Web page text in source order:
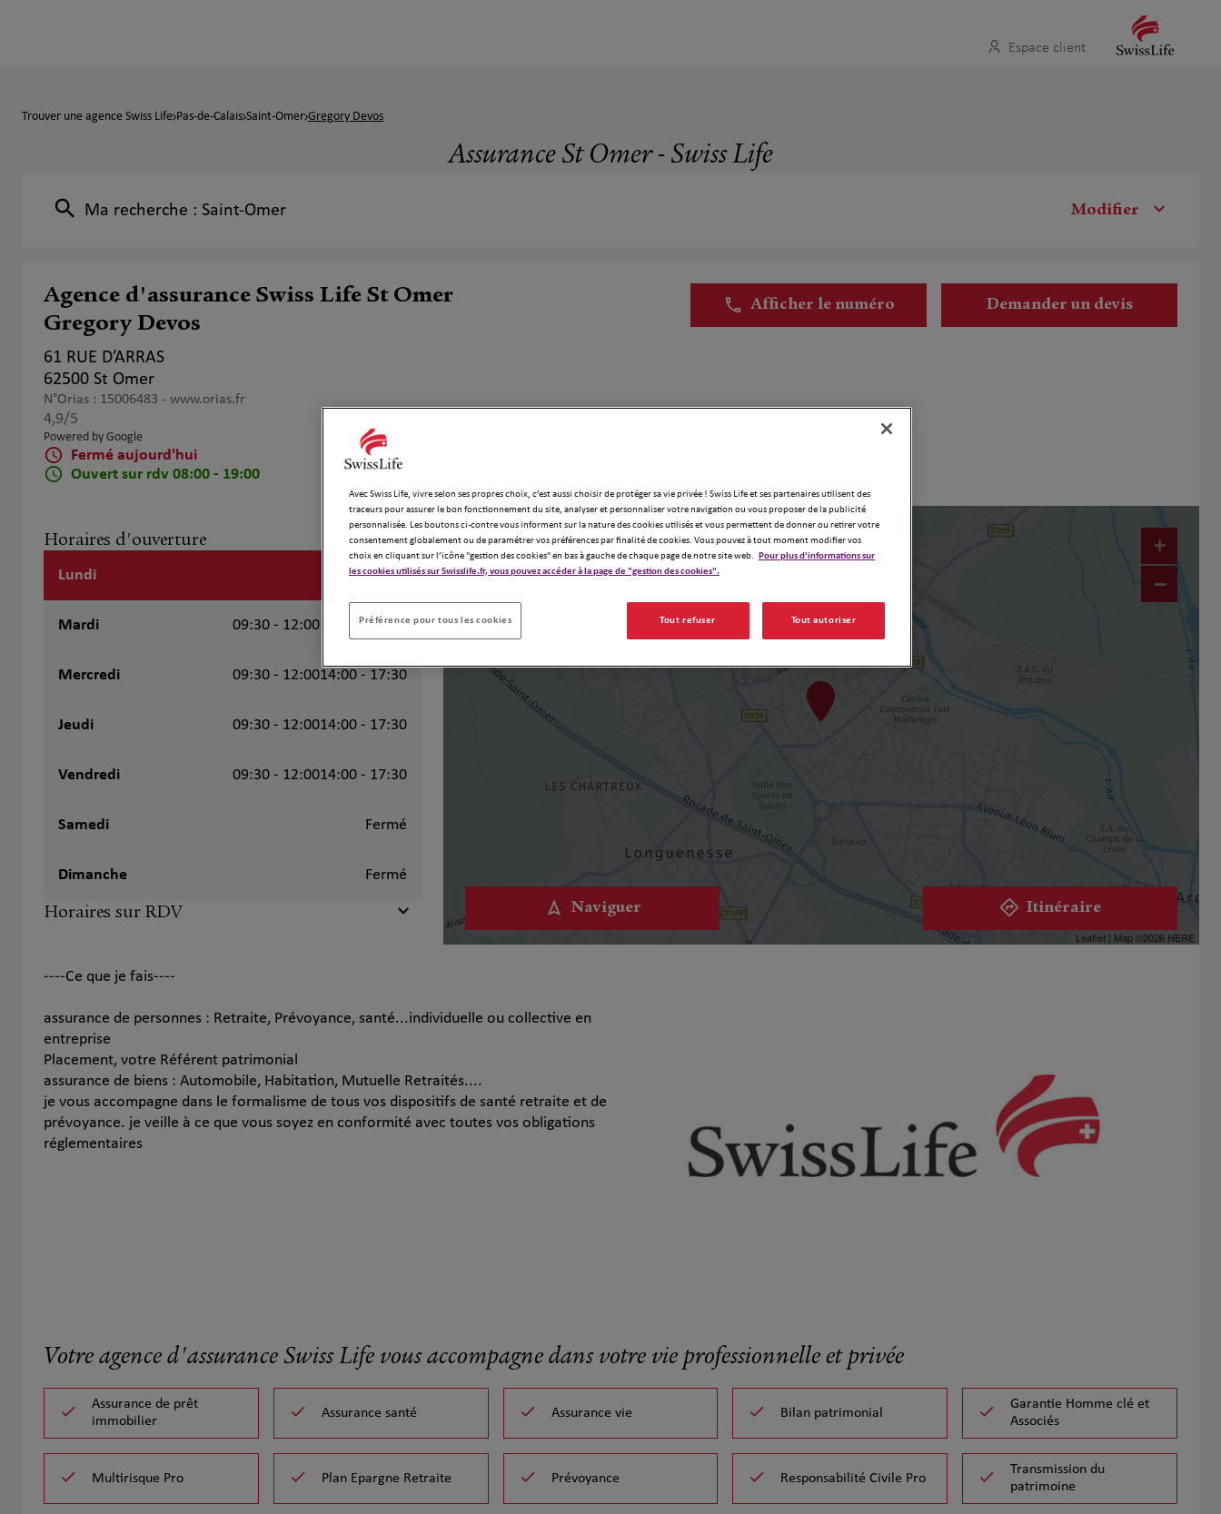
Espace client
Trouver une agence Swiss Life Pas-de-Calais Saint-Omer Gregory Devos
Assurance St Omer - Swiss Life
Ma recherche : Saint-Omer Modifier
Agence d'assurance Swiss Life St Omer
Gregory Devos
61 RUE D’ARRAS
62500 St Omer
N°Orias : 15006483 - www.orias.fr
4,9/5
Powered by Google
Fermé aujourd'hui
Ouvert sur rdv 08:00 - 19:00
Afficher le numéro Demander un devis
Horaires d'ouverture
Lundi Fermé
Mardi 09:30 - 12:0014:00 - 17:30
Mercredi 09:30 - 12:0014:00 - 17:30
Jeudi 09:30 - 12:0014:00 - 17:30
Vendredi 09:30 - 12:0014:00 - 17:30
Samedi Fermé
Dimanche Fermé
Horaires sur RDV
+
−
Leaflet | Map ©2026 HERE
Naviguer Itinéraire
----Ce que je fais----
assurance de personnes : Retraite, Prévoyance, santé...individuelle ou collective en
entreprise
Placement, votre Référent patrimonial
assurance de biens : Automobile, Habitation, Mutuelle Retraités....
je vous accompagne dans le formalisme de tous vos dispositifs de santé retraite et de
prévoyance. je veille à ce que vous soyez en conformité avec toutes vos obligations
réglementaires
Votre agence d'assurance Swiss Life vous accompagne dans votre vie professionnelle et privée
Assurance de prêt
immobilier
Assurance santé Assurance vie Bilan patrimonial
Garantie Homme clé et
Associés
Multirisque Pro Plan Epargne Retraite Prévoyance Responsabilité Civile Pro
Transmission du
patrimoine
Avec Swiss Life, vivre selon ses propres choix, c’est aussi choisir de protéger sa vie privée ! Swiss Life et ses partenaires utilisent des
traceurs pour assurer le bon fonctionnement du site, analyser et personnaliser votre navigation ou vous proposer de la publicité
personnalisée. Les boutons ci-contre vous informent sur la nature des cookies utilisés et vous permettent de donner ou retirer votre
consentement globalement ou de paramétrer vos préférences par finalité de cookies. Vous pouvez à tout moment modifier vos
choix en cliquant sur l’icône "gestion des cookies" en bas à gauche de chaque page de notre site web. Pour plus d'informations sur
les cookies utilisés sur Swisslife.fr, vous pouvez accéder à la page de "gestion des cookies".
Préférence pour tous les cookies Tout refuser Tout autoriser